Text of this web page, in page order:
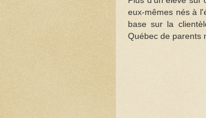
eux-mêmes nés à
base sur la
Québec de parents